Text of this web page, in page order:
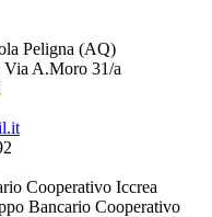
Peligna (AQ)
Via A.Moro 31/a
Cooperativo Iccrea
Bancario Cooperativo